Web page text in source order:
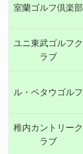
室蘭ゴルフ倶楽部
ユニ東武ゴルフク
ラブ
ル・ペタウゴルフ
稚内カントリーク
ラブ